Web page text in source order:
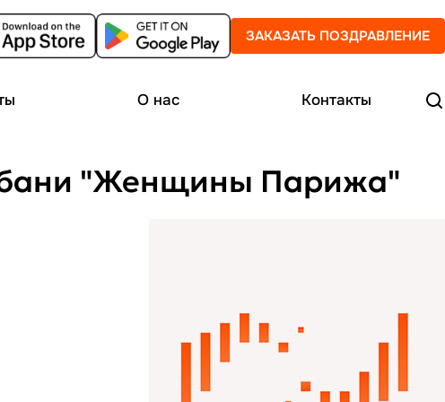
ЗАКАЗАТЬ ПОЗДРАВЛЕНИЕ
О нас Контакты
- Летиция Коломбани "Женщины Парижа"